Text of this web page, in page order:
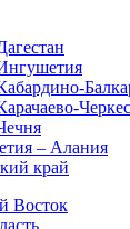
– Алания
край
Восток